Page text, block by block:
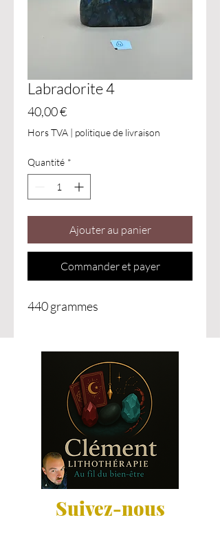
Labradorite 4
40,00 €Prix
Hors TVA | politique de livraison
Quantité *
Ajouter au panier
Commander et payer
440 grammes
Suivez-nous